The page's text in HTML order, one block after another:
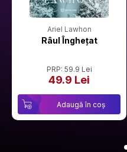
Ariel Lawhon
Râul Înghețat
PRP: 59.9 Lei
49.9 Lei
Adaugă în coș